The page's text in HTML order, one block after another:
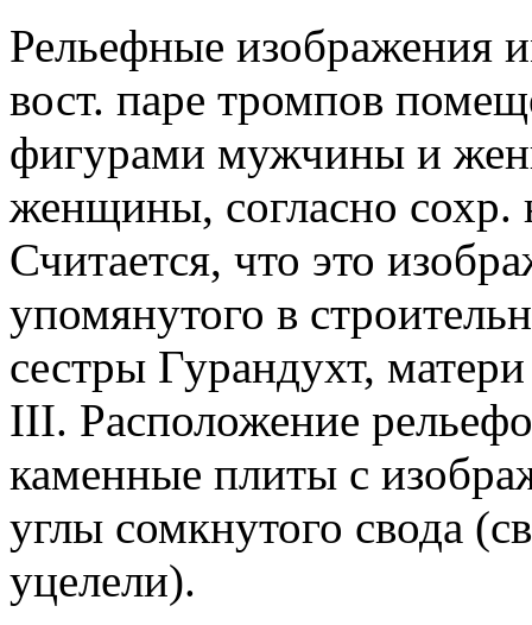
Рельефные изображения
вост. паре тромпов
фигурами мужчины и
женщины, согласно сохр.
Считается, что это
упомянутого в
сестры Гурандухт,
III. Расположение
каменные плиты с
углы сомкнутого свода
уцелели).